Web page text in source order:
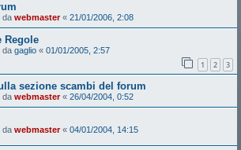
da webmaster« 21/01/2006, 2:08
Regole
da gaglio « 01/01/2005, 2:57
1 2 3
sezione scambi del forum
da webmaster« 26/04/2004, 0:52
da webmaster« 04/01/2004, 14:15